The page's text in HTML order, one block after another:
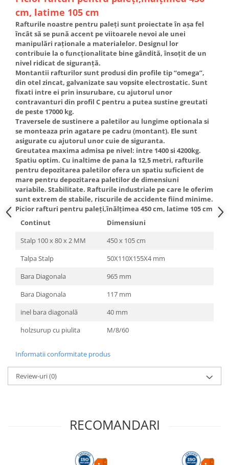
cm, latime 105 cm
Rafturile noastre pentru paleți sunt proiectate în așa fel
încât să se pună accent pe viitoarele nevoi ale unei
manipulări raționale a materialelor. Designul lor
contribuie la o funcționalitate bine gândită, însoțit de un
nivel ridicat de siguranță.
Montantii rafturilor sunt produsi din profile tip “omega”,
din otel zincat, galvanizate sau vopsite electrostatic. Sunt
fixati intre ei prin insurubare, cu ajutorul unor
contravanturi din profil C pentru a putea sustine greutati
de peste 17000 kg.
Traversele de sustinere a paletilor au lungime optionala si
se monteaza prin agatare pe cadru (montant). Ele sunt
asigurate cu ajutorul unor cuie de siguranta.
Greutatea maxima admisa pe nivel: intre 1400 si 4200kg.
Spatiu optim. Cu inaltime de pana la 12,5 metri, rafturile
pentru depozitarea paletilor ofera un spatiu suficient de
mare pentru depozitarea paletilor de dimensiuni
variabile. Stabilitate. Rafturile industriale pe care le oferim
sunt extrem de stabile, riscurile de accidente fiind minime.
Picior rafturi pentru paleţi,înălţimea 450 cm, latime 105 cm
Continut
Dimensiuni
Stalp 100 x 80 x 2 MM
450 x 105 cm
Talpa Stalp
50X110X155X4 mm
Bara Diagonala
965 mm
Bara Diagonala
117 mm
inel bara diagonală
40 mm
holzsurup cu piulita
M/8/60
Informatii conformitate produs
Review-uri(0)
RECOMANDARI